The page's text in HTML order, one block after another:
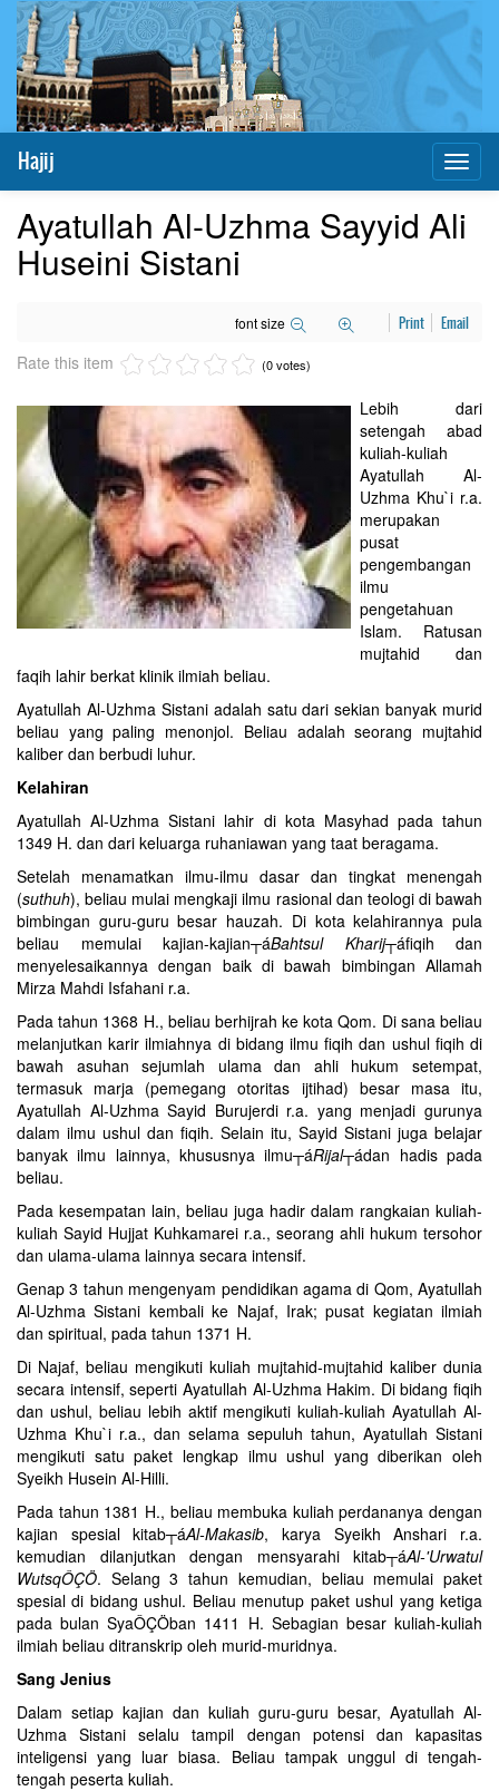
Hajij
Ayatullah Al-Uzhma Sayyid Ali
Huseini Sistani
font size Print Email
Rate this item (0 votes)
Lebih dari
setengah abad
kuliah-kuliah
Ayatullah Al-
Uzhma Khu`i r.a.
merupakan
pusat
pengembangan
ilmu
pengetahuan
Islam. Ratusan
mujtahid dan
faqih lahir berkat klinik ilmiah beliau.
Ayatullah Al-Uzhma Sistani adalah satu dari sekian banyak murid
beliau yang paling menonjol. Beliau adalah seorang mujtahid
kaliber dan berbudi luhur.
Kelahiran
Ayatullah Al-Uzhma Sistani lahir di kota Masyhad pada tahun
1349 H. dan dari keluarga ruhaniawan yang taat beragama.
Setelah menamatkan ilmu-ilmu dasar dan tingkat menengah
(suthuh), beliau mulai mengkaji ilmu rasional dan teologi di bawah
bimbingan guru-guru besar hauzah. Di kota kelahirannya pula
beliau memulai kajian-kajian┬áBahtsul Kharij┬áfiqih dan
menyelesaikannya dengan baik di bawah bimbingan Allamah
Mirza Mahdi Isfahani r.a.
Pada tahun 1368 H., beliau berhijrah ke kota Qom. Di sana beliau
melanjutkan karir ilmiahnya di bidang ilmu fiqih dan ushul fiqih di
bawah asuhan sejumlah ulama dan ahli hukum setempat,
termasuk marja (pemegang otoritas ijtihad) besar masa itu,
Ayatullah Al-Uzhma Sayid Burujerdi r.a. yang menjadi gurunya
dalam ilmu ushul dan fiqih. Selain itu, Sayid Sistani juga belajar
banyak ilmu lainnya, khususnya ilmu┬áRijal┬ádan hadis pada
beliau.
Pada kesempatan lain, beliau juga hadir dalam rangkaian kuliah-
kuliah Sayid Hujjat Kuhkamarei r.a., seorang ahli hukum tersohor
dan ulama-ulama lainnya secara intensif.
Genap 3 tahun mengenyam pendidikan agama di Qom, Ayatullah
Al-Uzhma Sistani kembali ke Najaf, Irak; pusat kegiatan ilmiah
dan spiritual, pada tahun 1371 H.
Di Najaf, beliau mengikuti kuliah mujtahid-mujtahid kaliber dunia
secara intensif, seperti Ayatullah Al-Uzhma Hakim. Di bidang fiqih
dan ushul, beliau lebih aktif mengikuti kuliah-kuliah Ayatullah Al-
Uzhma Khu`i r.a., dan selama sepuluh tahun, Ayatullah Sistani
mengikuti satu paket lengkap ilmu ushul yang diberikan oleh
Syeikh Husein Al-Hilli.
Pada tahun 1381 H., beliau membuka kuliah perdananya dengan
kajian spesial kitab┬áAl-Makasib, karya Syeikh Anshari r.a.
kemudian dilanjutkan dengan mensyarahi kitab┬áAl-'Urwatul
WutsqÔÇÖ. Selang 3 tahun kemudian, beliau memulai paket
spesial di bidang ushul. Beliau menutup paket ushul yang ketiga
pada bulan SyaÔÇÖban 1411 H. Sebagian besar kuliah-kuliah
ilmiah beliau ditranskrip oleh murid-muridnya.
Sang Jenius
Dalam setiap kajian dan kuliah guru-guru besar, Ayatullah Al-
Uzhma Sistani selalu tampil dengan potensi dan kapasitas
inteligensi yang luar biasa. Beliau tampak unggul di tengah-
tengah peserta kuliah.